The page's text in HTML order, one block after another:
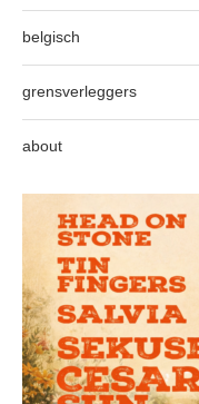
belgisch
grensverleggers
about